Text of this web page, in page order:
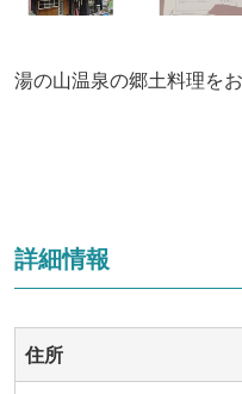
湯の山温泉の郷土料理を
詳細情報
住所